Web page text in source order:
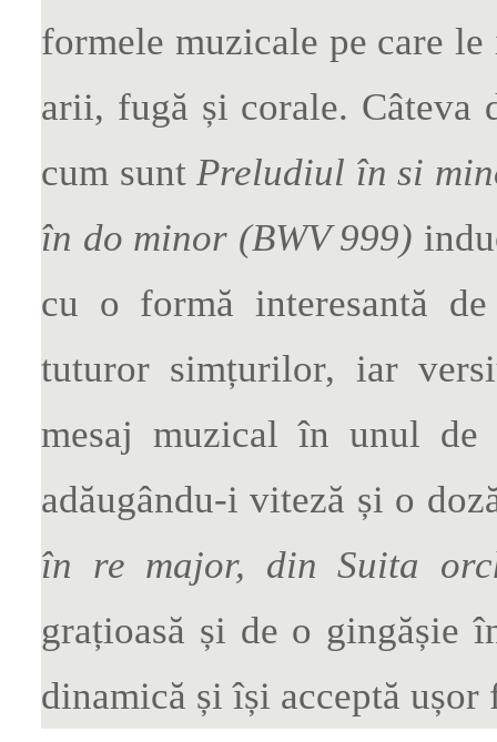
formele muzicale pe care
arii, fugă și corale. Câteva
cum sunt Preludiul în si
în do minor (BWV 999)
cu o formă interesantă
tuturor simțurilor, iar
mesaj muzical în unul
adăugându-i viteză și o
în re major, din Suita
grațioasă și de o gingășie
dinamică și își acceptă ușor